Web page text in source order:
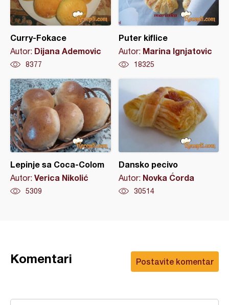
Curry-Fokace
Autor: Dijana Ademovic
8377
Puter kiflice
Autor: Marina Ignjatovic
18325
Lepinje sa Coca-Colom
Autor: Verica Nikolić
5309
Dansko pecivo
Autor: Novka Ćorda
30514
Postavite komentar
Komentari